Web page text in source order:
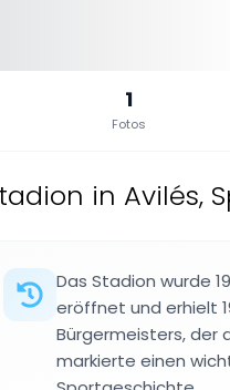
1
Fotos
in Avilés,
Das Stadion wurde
eröffnet und erhielt
Bürgermeisters, der
markierte einen